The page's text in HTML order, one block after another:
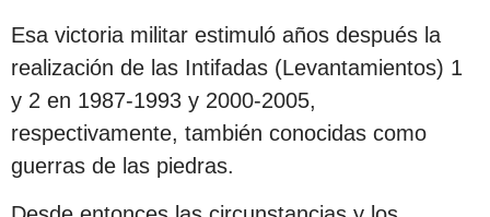
Esa victoria militar estimuló años después la
realización de las Intifadas (Levantamientos) 1
y 2 en 1987-1993 y 2000-2005,
respectivamente, también conocidas como
guerras de las piedras.